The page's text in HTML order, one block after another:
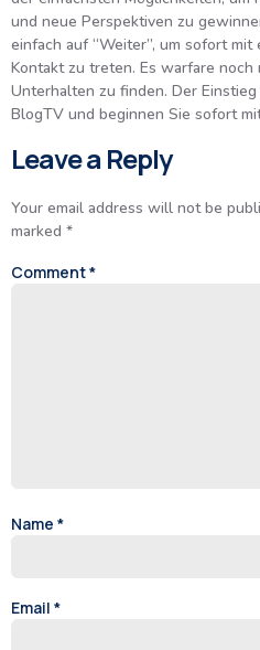
und neue Perspektiven zu
einfach auf “Weiter”, um sofort mit
Kontakt zu treten. Es warfare noch
Unterhalten zu finden. Der
BlogTV und beginnen Sie sofort
Leave a Reply
Your email address will not be
marked *
Comment*
Name *
Email *